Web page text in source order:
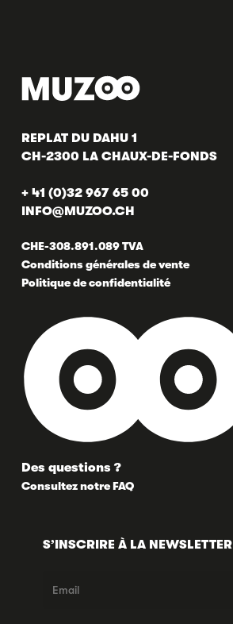
REPLAT DU DAHU 1
CH-2300 LA CHAUX-DE-FONDS
+ 41 (0)32 967 65 00
INFO@MUZOO.CH
CHE-308.891.089 TVA
Conditions générales de vente
Politique de confidentialité
Des questions ?
Consultez notre FAQ
S’INSCRIRE À LA NEWSLETTER